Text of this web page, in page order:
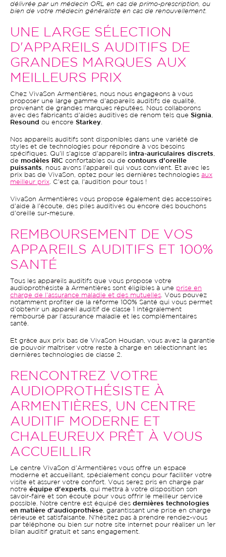
délivrée par un médecin ORL en cas de primo-prescription, ou
bien de votre médecin généraliste en cas de renouvellement.
UNE LARGE SÉLECTION
D'APPAREILS AUDITIFS DE
GRANDES MARQUES AUX
MEILLEURS PRIX
Chez VivaSon Armentières, nous nous engageons à vous
proposer une large gamme d'appareils auditifs de qualité,
provenant de grandes marques réputées. Nous collaborons
avec des fabricants d'aides auditives de renom tels que Signia,
Resound ou encore Starkey.
Nos appareils auditifs sont disponibles dans une variété de
styles et de technologies pour répondre à vos besoins
spécifiques. Qu'il s'agisse d'appareils intra-auriculaires discrets,
de modèles RIC confortables ou de contours d'oreille
puissants, nous avons l'appareil qui vous convient. Et avec les
prix bas de VivaSon, optez pour les dernières technologies aux
meilleur prix. C'est ça, l'audition pour tous !
VivaSon Armentières vous propose également des accessoires
d'aide à l'écoute, des piles auditives ou encore des bouchons
d'oreille sur-mesure.
REMBOURSEMENT DE VOS
APPAREILS AUDITIFS ET 100%
SANTÉ
Tous les appareils auditifs que vous propose votre
audioprothésiste à Armentières sont éligibles à une prise en
charge de l'assurance maladie et des mutuelles. Vous pouvez
notamment profiter de la réforme 100% Santé qui vous permet
d'obtenir un appareil auditif de classe 1 intégralement
remboursé par l'assurance maladie et les complémentaires
santé.
Et grâce aux prix bas de VivaSon Houdan, vous avez la garantie
de pouvoir maîtriser votre reste à charge en sélectionnant les
dernières technologies de classe 2.
RENCONTREZ VOTRE
AUDIOPROTHÉSISTE À
ARMENTIÈRES, UN CENTRE
AUDITIF MODERNE ET
CHALEUREUX PRÊT À VOUS
ACCUEILLIR
Le centre VivaSon d'Armentières vous offre un espace
moderne et accueillant, spécialement conçu pour faciliter votre
visite et assurer votre confort. Vous serez pris en charge par
notre équipe d'experts, qui mettra à votre disposition son
savoir-faire et son écoute pour vous offrir le meilleur service
possible. Notre centre est équipé des dernières technologies
en matière d'audioprothèse, garantissant une prise en charge
sérieuse et satisfaisante. N'hésitez pas à prendre rendez-vous
par téléphone ou bien sur notre site internet pour réaliser un 1er
bilan auditif gratuit et sans engagement.